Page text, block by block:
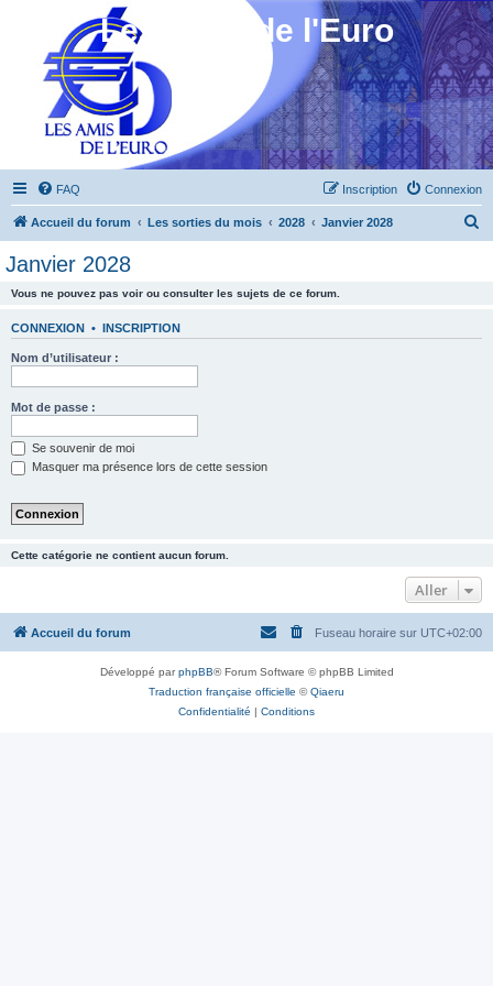
Les Amis de l'Euro
FAQ Connexion
Inscription
Accueil du forum Les sorties du mois 2028 Janvier 2028
Janvier 2028
Vous ne pouvez pas voir ou consulter les sujets de ce forum.
CONNEXION • INSCRIPTION
Nom d’utilisateur :
Mot de passe :
Se souvenir de moi
Masquer ma présence lors de cette session
Cette catégorie ne contient aucun forum.
Aller
Accueil du forum Fuseau horaire sur UTC+02:00
Développé parphpBB® Forum Software © phpBB Limited
Traduction française officielle ©Qiaeru
Confidentialité | Conditions